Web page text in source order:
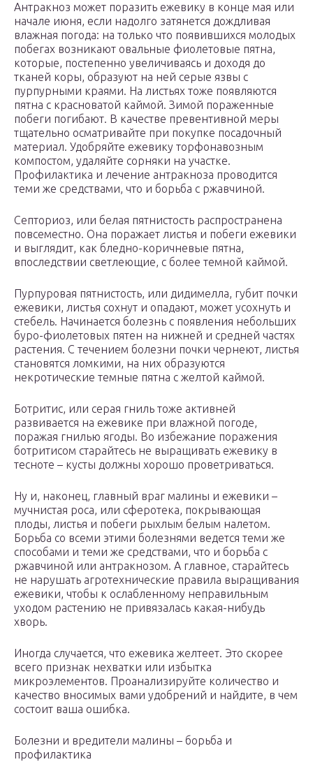
Антракноз может поразить ежевику в конце мая или
начале июня, если надолго затянется дождливая
влажная погода: на только что появившихся молодых
побегах возникают овальные фиолетовые пятна,
которые, постепенно увеличиваясь и доходя до
тканей коры, образуют на ней серые язвы с
пурпурными краями. На листьях тоже появляются
пятна с красноватой каймой. Зимой пораженные
побеги погибают. В качестве превентивной меры
тщательно осматривайте при покупке посадочный
материал. Удобряйте ежевику торфонавозным
компостом, удаляйте сорняки на участке.
Профилактика и лечение антракноза проводится
теми же средствами, что и борьба с ржавчиной.
Септориоз, или белая пятнистость распространена
повсеместно. Она поражает листья и побеги ежевики
и выглядит, как бледно-коричневые пятна,
впоследствии светлеющие, с более темной каймой.
Пурпуровая пятнистость, или дидимелла, губит почки
ежевики, листья сохнут и опадают, может усохнуть и
стебель. Начинается болезнь с появления небольших
буро-фиолетовых пятен на нижней и средней частях
растения. С течением болезни почки чернеют, листья
становятся ломкими, на них образуются
некротические темные пятна с желтой каймой.
Ботритис, или серая гниль тоже активней
развивается на ежевике при влажной погоде,
поражая гнилью ягоды. Во избежание поражения
ботритисом старайтесь не выращивать ежевику в
тесноте – кусты должны хорошо проветриваться.
Ну и, наконец, главный враг малины и ежевики –
мучнистая роса, или сферотека, покрывающая
плоды, листья и побеги рыхлым белым налетом.
Борьба со всеми этими болезнями ведется теми же
способами и теми же средствами, что и борьба с
ржавчиной или антракнозом. А главное, старайтесь
не нарушать агротехнические правила выращивания
ежевики, чтобы к ослабленному неправильным
уходом растению не привязалась какая-нибудь
хворь.
Иногда случается, что ежевика желтеет. Это скорее
всего признак нехватки или избытка
микроэлементов. Проанализируйте количество и
качество вносимых вами удобрений и найдите, в чем
состоит ваша ошибка.
Болезни и вредители малины – борьба и
профилактика